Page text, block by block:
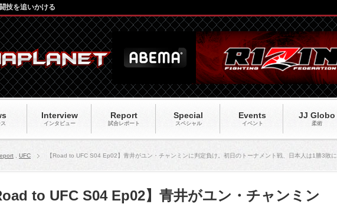
Interview
インタビュー
Report
試合レポート
Special
スペシャル
Events
イベント
JJ Globo
柔術
技を追いかける
UFC 【Road to UFC S04 Ep02】青井がユン・チャンミンに判定負け。初日のトーナメント戦、日本人は1勝3敗に
to UFC S04 Ep02】青井がユン・チャンミン